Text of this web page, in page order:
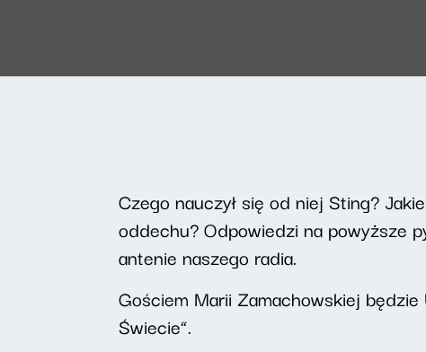
Czego nauczył się od niej Sting?
oddechu? Odpowiedzi na powyższe
antenie naszego radia.
Gościem Marii Zamachowskiej
Świecie”.